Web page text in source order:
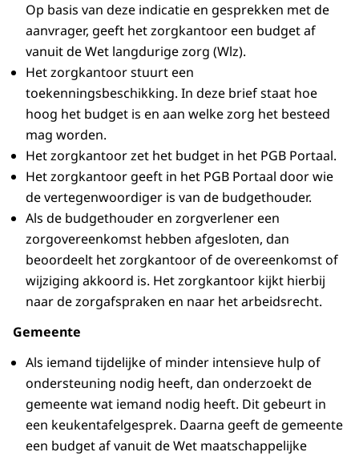
Op basis van deze indicatie en gesprekken met de
aanvrager, geeft het zorgkantoor een budget af
vanuit de Wet langdurige zorg (Wlz).
Het zorgkantoor stuurt een
toekenningsbeschikking. In deze brief staat hoe
hoog het budget is en aan welke zorg het besteed
mag worden.
Het zorgkantoor zet het budget in het PGB Portaal.
Het zorgkantoor geeft in het PGB Portaal door wie
de vertegenwoordiger is van de budgethouder.
Als de budgethouder en zorgverlener een
zorgovereenkomst hebben afgesloten, dan
beoordeelt het zorgkantoor of de overeenkomst of
wijziging akkoord is. Het zorgkantoor kijkt hierbij
naar de zorgafspraken en naar het arbeidsrecht.
Gemeente
Als iemand tijdelijke of minder intensieve hulp of
ondersteuning nodig heeft, dan onderzoekt de
gemeente wat iemand nodig heeft. Dit gebeurt in
een keukentafelgesprek. Daarna geeft de gemeente
een budget af vanuit de Wet maatschappelijke